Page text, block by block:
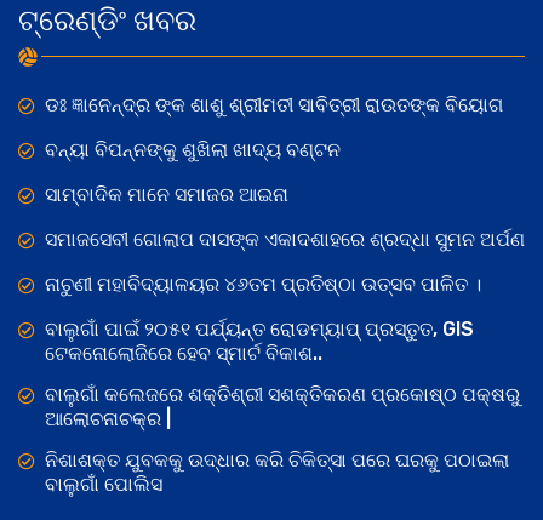
ଟ୍ରେଣ୍ଡିଂ ଖବର
ଡଃ ଜ୍ଞାନେନ୍ଦ୍ର ଙ୍କ ଶାଶୁ ଶ୍ରୀମତୀ ସାବିତ୍ରୀ ରାଉତଙ୍କ ବିୟୋଗ
ବନ୍ୟା ବିପନ୍ନଙ୍କୁ ଶୁଖିଲା ଖାଦ୍ୟ ବଣ୍ଟନ
ସାମ୍ବାଦିକ ମାନେ ସମାଜର ଆଇନା
ସମାଜସେବୀ ଗୋଲାପ ଦାସଙ୍କ ଏକାଦଶାହରେ ଶ୍ରଦ୍ଧା ସୁମନ ଅର୍ପଣ
ନାଚୁଣୀ ମହାବିଦ୍ୟାଳୟର ୪୬ତମ ପ୍ରତିଷ୍ଠା ଉତ୍ସବ ପାଳିତ ।
ବାଲୁଗାଁ ପାଇଁ ୨୦୫୧ ପର୍ଯ୍ୟନ୍ତ ରୋଡମ୍ୟାପ୍ ପ୍ରସ୍ତୁତ, GIS
ଟେକନୋଲୋଜିରେ ହେବ ସ୍ମାର୍ଟ ବିକାଶ..
ବାଲୁଗାଁ କଲେଜରେ ଶକ୍ତିଶ୍ରୀ ସଶକ୍ତିକରଣ ପ୍ରକୋଷ୍ଠ ପକ୍ଷରୁ
ଆଲୋଚନାଚକ୍ର |
ନିଶାଶକ୍ତ ଯୁବକକୁ ଉଦ୍ଧାର କରି ଚିକିତ୍ସା ପରେ ଘରକୁ ପଠାଇଲା
ବାଲୁଗାଁ ପୋଲିସ